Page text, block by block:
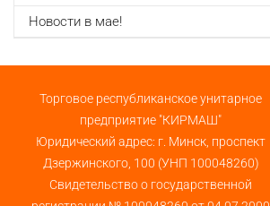
Новости в мае!
Торговое республиканское унитарное
предприятие "КИРМАШ"
Юридический адрес: г. Минск, проспект
Дзержинского, 100 (УНП 100048260)
Свидетельство о государственной